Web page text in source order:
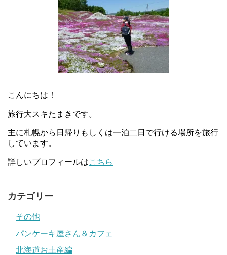
こんにちは！
旅行大スキたまきです。
主に札幌から日帰りもしくは一泊二日で行ける場所を旅行
しています。
詳しいプロフィールはこちら
カテゴリー
その他
パンケーキ屋さん＆カフェ
北海道お土産編